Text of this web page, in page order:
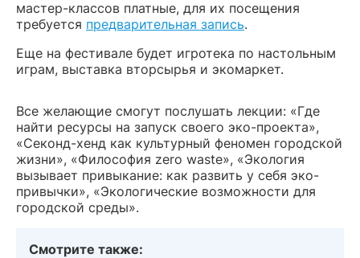
мастер-классов платные, для их посещения
требуется предварительная запись.
Еще на фестивале будет игротека по настольным
играм, выставка вторсырья и экомаркет.
Все желающие смогут послушать лекции: «Где
найти ресурсы на запуск своего эко-проекта»,
«Секонд-хенд как культурный феномен городской
жизни», «Философия zero waste», «Экология
вызывает привыкание: как развить у себя эко-
привычки», «Экологические возможности для
городской среды».
Смотрите также: